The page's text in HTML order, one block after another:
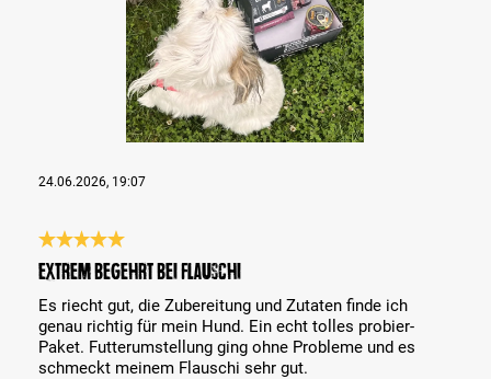
24.06.2026, 19:07
Bewertung mit 5 von 5 Sternen
Extrem begehrt bei Flauschi
Es riecht gut, die Zubereitung und Zutaten finde ich
genau richtig für mein Hund. Ein echt tolles probier-
Paket. Futterumstellung ging ohne Probleme und es
schmeckt meinem Flauschi sehr gut.